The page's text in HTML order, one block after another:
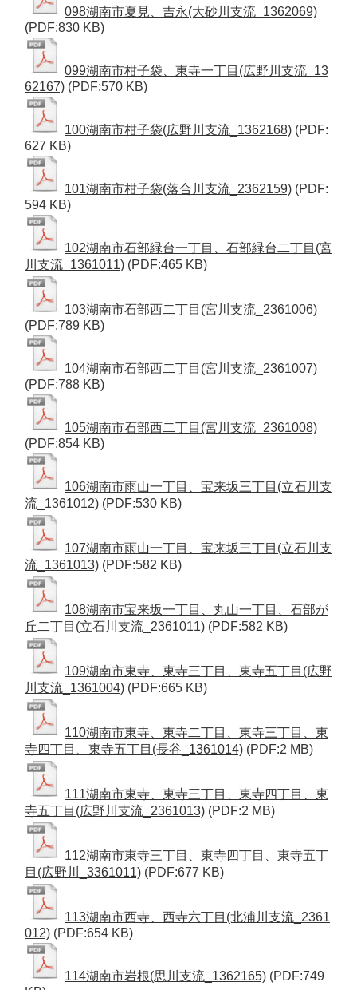
098湖南市夏見、吉永(大砂川支流_1362069)
(PDF:830 KB)
099湖南市柑子袋、東寺一丁目(広野川支流_13
62167) (PDF:570 KB)
100湖南市柑子袋(広野川支流_1362168) (PDF:
627 KB)
101湖南市柑子袋(落合川支流_2362159) (PDF:
594 KB)
102湖南市石部緑台一丁目、石部緑台二丁目(宮
川支流_1361011) (PDF:465 KB)
103湖南市石部西二丁目(宮川支流_2361006)
(PDF:789 KB)
104湖南市石部西二丁目(宮川支流_2361007)
(PDF:788 KB)
105湖南市石部西二丁目(宮川支流_2361008)
(PDF:854 KB)
106湖南市雨山一丁目、宝来坂三丁目(立石川支
流_1361012) (PDF:530 KB)
107湖南市雨山一丁目、宝来坂三丁目(立石川支
流_1361013) (PDF:582 KB)
108湖南市宝来坂一丁目、丸山一丁目、石部が
丘二丁目(立石川支流_2361011) (PDF:582 KB)
109湖南市東寺、東寺三丁目、東寺五丁目(広野
川支流_1361004) (PDF:665 KB)
110湖南市東寺、東寺二丁目、東寺三丁目、東
寺四丁目、東寺五丁目(長谷_1361014) (PDF:2 MB)
111湖南市東寺、東寺三丁目、東寺四丁目、東
寺五丁目(広野川支流_2361013) (PDF:2 MB)
112湖南市東寺三丁目、東寺四丁目、東寺五丁
目(広野川_3361011) (PDF:677 KB)
113湖南市西寺、西寺六丁目(北浦川支流_2361
012) (PDF:654 KB)
114湖南市岩根(思川支流_1362165) (PDF:749